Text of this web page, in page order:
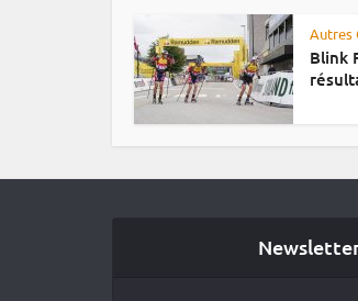
Autres
Blink